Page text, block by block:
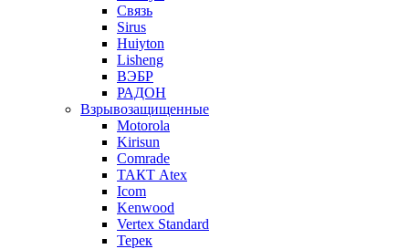
Связь
Sirus
Huiyton
Lisheng
ВЭБР
РАДОН
Взрывозащищенные
Motorola
Kirisun
Comrade
ТАКТ Atex
Icom
Kenwood
Vertex Standard
Терек